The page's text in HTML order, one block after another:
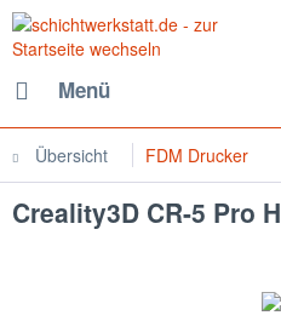
Menü
Übersicht FDM Drucker
Creality3D CR-5 Pro H